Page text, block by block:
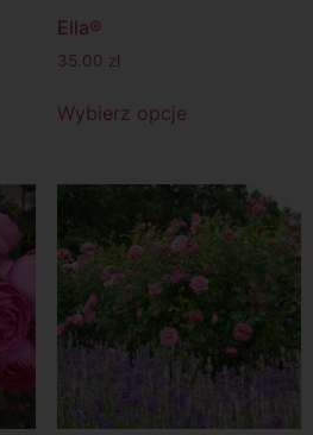
Ella®
35.00 zł
Wybierz opcje